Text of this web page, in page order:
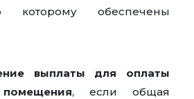
которому обеспечены
выплаты для оплаты
, если общая